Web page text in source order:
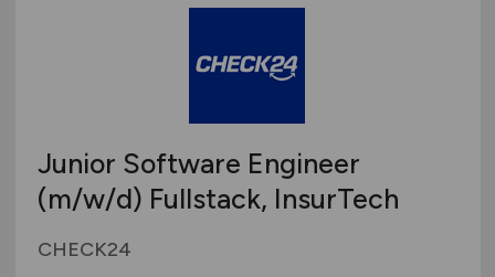
Junior Software Engineer
(m/w/d) Fullstack, InsurTech
CHECK24